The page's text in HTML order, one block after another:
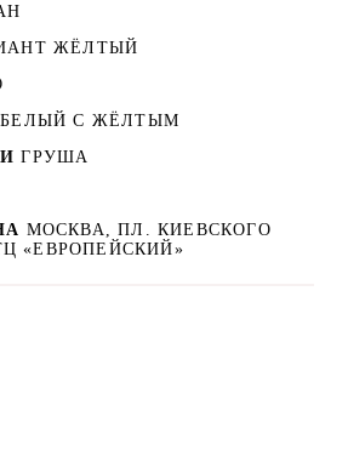
ЖЁЛТЫЙ
БЕЛЫЙ C ЖЁЛТЫМ
ГРУША
МОСКВА, ПЛ. КИЕВСКОГО
«ЕВРОПЕЙСКИЙ»